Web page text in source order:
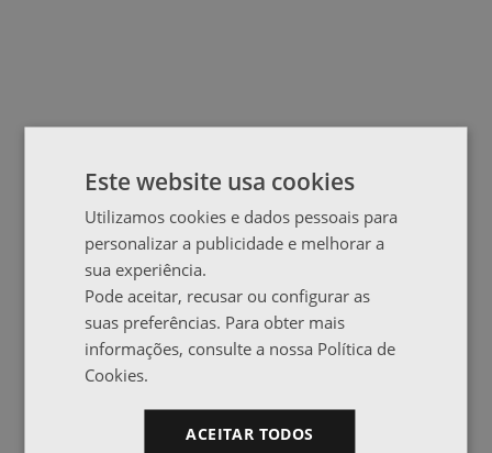
Este website usa cookies
Utilizamos cookies e dados pessoais para
personalizar a publicidade e melhorar a
sua experiência.
Pode aceitar, recusar ou configurar as
suas preferências. Para obter mais
informações, consulte a nossa Política de
Cookies.
ACEITAR TODOS